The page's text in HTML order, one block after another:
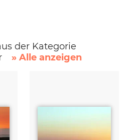
der Kategorie
» Alle anzeigen